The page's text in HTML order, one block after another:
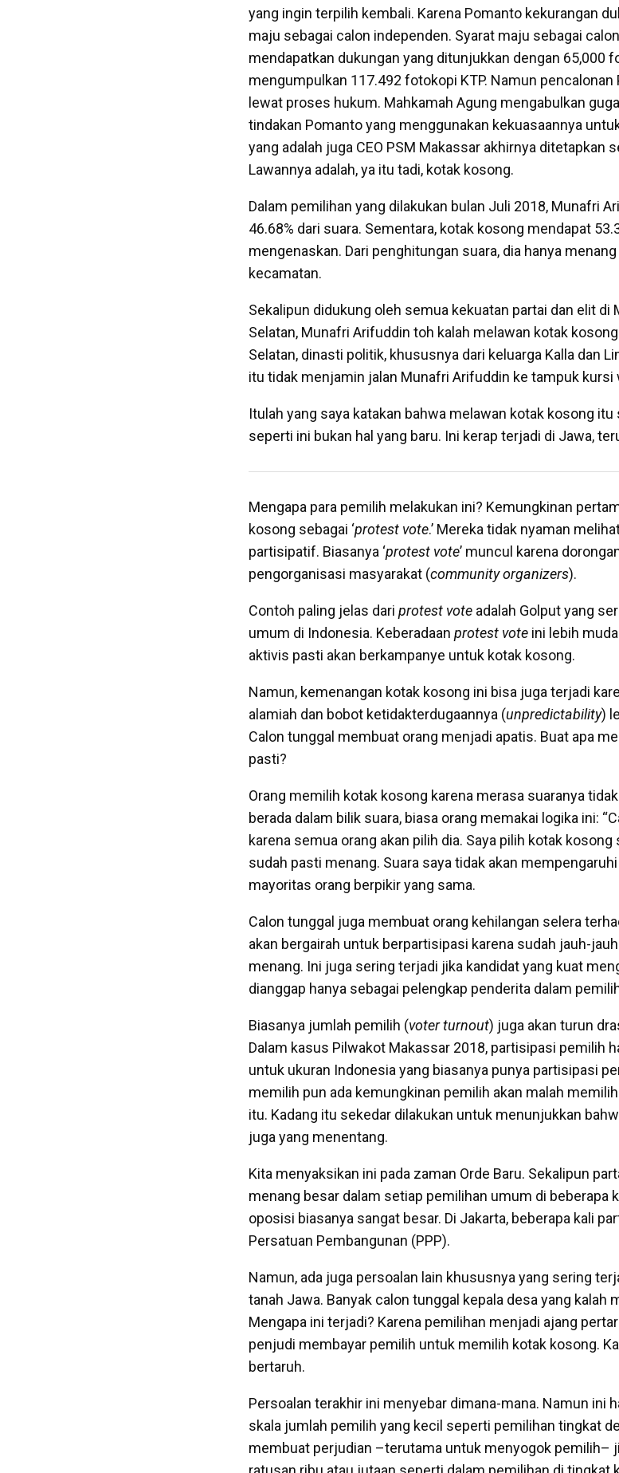
yang ingin terpilih kembali. Karena Pomanto kekurangan
maju sebagai calon independen. Syarat maju sebagai
mendapatkan dukungan yang ditunjukkan dengan 65,000
mengumpulkan 117.492 fotokopi KTP. Namun pencalonan
lewat proses hukum. Mahkamah Agung mengabulkan
tindakan Pomanto yang menggunakan kekuasaannya
yang adalah juga CEO PSM Makassar akhirnya ditetapkan
Lawannya adalah, ya itu tadi, kotak kosong.
Dalam pemilihan yang dilakukan bulan Juli 2018, Munafri
46.68% dari suara. Sementara, kotak kosong mendapat
mengenaskan. Dari penghitungan suara, dia hanya
kecamatan.
Sekalipun didukung oleh semua kekuatan partai dan elit di
Selatan, Munafri Arifuddin toh kalah melawan kotak
Selatan, dinasti politik, khususnya dari keluarga Kalla dan
itu tidak menjamin jalan Munafri Arifuddin ke tampuk kursi
Itulah yang saya katakan bahwa melawan kotak kosong itu
seperti ini bukan hal yang baru. Ini kerap terjadi di Jawa,
Mengapa para pemilih melakukan ini? Kemungkinan
kosong sebagai ‘protest vote.’ Mereka tidak nyaman
partisipatif. Biasanya ‘protest vote’ muncul karena
pengorganisasi masyarakat (community organizers).
Contoh paling jelas dari protest vote adalah Golput yang
umum di Indonesia. Keberadaan protest vote ini lebih
aktivis pasti akan berkampanye untuk kotak kosong.
Namun, kemenangan kotak kosong ini bisa juga terjadi
alamiah dan bobot ketidakterdugaannya (unpredictability)
Calon tunggal membuat orang menjadi apatis. Buat apa
pasti?
Orang memilih kotak kosong karena merasa suaranya
berada dalam bilik suara, biasa orang memakai logika ini:
karena semua orang akan pilih dia. Saya pilih kotak
sudah pasti menang. Suara saya tidak akan mempengaruhi
mayoritas orang berpikir yang sama.
Calon tunggal juga membuat orang kehilangan selera
akan bergairah untuk berpartisipasi karena sudah jauh-
menang. Ini juga sering terjadi jika kandidat yang kuat
dianggap hanya sebagai pelengkap penderita dalam
Biasanya jumlah pemilih (voter turnout) juga akan turun
Dalam kasus Pilwakot Makassar 2018, partisipasi pemilih
untuk ukuran Indonesia yang biasanya punya partisipasi
memilih pun ada kemungkinan pemilih akan malah
itu. Kadang itu sekedar dilakukan untuk menunjukkan
juga yang menentang.
Kita menyaksikan ini pada zaman Orde Baru. Sekalipun
menang besar dalam setiap pemilihan umum di beberapa
oposisi biasanya sangat besar. Di Jakarta, beberapa kali
Persatuan Pembangunan (PPP).
Namun, ada juga persoalan lain khususnya yang sering
tanah Jawa. Banyak calon tunggal kepala desa yang kalah
Mengapa ini terjadi? Karena pemilihan menjadi ajang
penjudi membayar pemilih untuk memilih kotak kosong.
bertaruh.
Persoalan terakhir ini menyebar dimana-mana. Namun ini
skala jumlah pemilih yang kecil seperti pemilihan tingkat
membuat perjudian –terutama untuk menyogok pemilih–